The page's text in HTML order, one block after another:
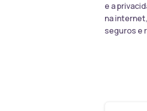
e a
na
seguros e